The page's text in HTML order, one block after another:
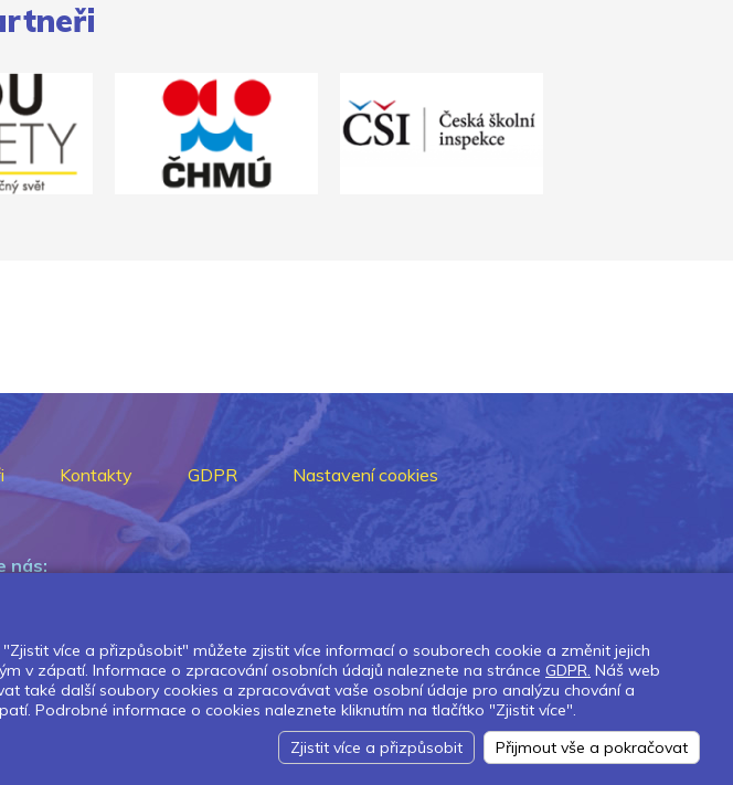
Kontakty GDPR Nastavení cookies
nás:
pravidelný
zde.
více a přizpůsobit" můžete zjistit více informací o souborech cookie a změnit jejich
v zápatí. Informace o zpracování osobních údajů naleznete na stránce GDPR. Náš web
také další soubory cookies a zpracovávat vaše osobní údaje pro analýzu chování a
Podrobné informace o cookies naleznete kliknutím na tlačítko "Zjistit více".
Zjistit více a přizpůsobit
Přijmout vše a pokračovat